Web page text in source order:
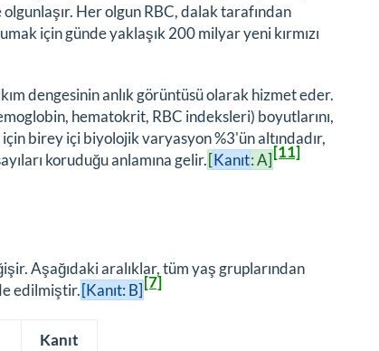
Her olgun RBC, dalak tarafından
için günde yaklaşık 200 milyar yeni kırmızı
dengesinin anlık görüntüsü olarak hizmet eder.
hematokrit, RBC indeksleri) boyutlarını,
birey içi biyolojik varyasyon %3'ün altındadır,
koruduğu anlamına gelir.[Kanıt: A][11]
Aşağıdaki aralıklar, tüm yaş gruplarından
edilmiştir.[Kanıt: B][7]
Kanıt